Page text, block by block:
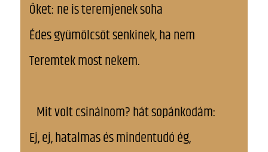
Őket: ne is teremjenek soha
Édes gyümölcsöt senkinek, ha nem
Teremtek most nekem.
Mit volt csinálnom? hát sopánkodám:
Ej, ej, hatalmas és mindentudó ég,